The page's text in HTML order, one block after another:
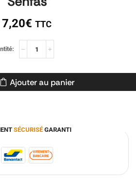
7,20€ TTC
Ajouter au panier
SÉCURISÉ GARANTI